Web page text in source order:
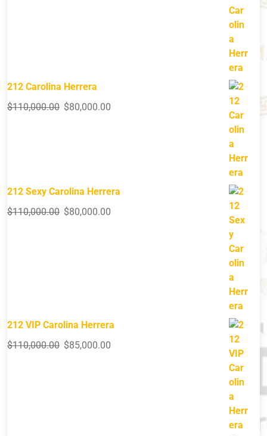
212 Carolina Herrera
$110,000.00 $80,000.00
212 Sexy Carolina Herrera
$110,000.00 $80,000.00
212 VIP Carolina Herrera
$110,000.00 $85,000.00